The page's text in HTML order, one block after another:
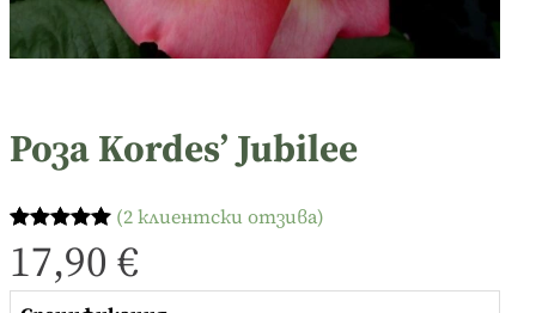
Роза Kordes’ Jubilee
Оценен
5.00от 5,
(2 клиентски отзива)
17,90 €